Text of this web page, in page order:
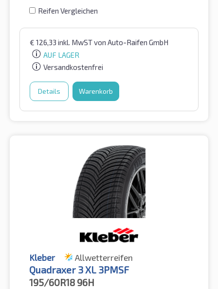
Reifen Vergleichen
€ 126,33 inkl. MwSTvon Auto-Raifen GmbH
AUF LAGER
Versandkostenfrei
Details Warenkorb
Kleber Allwetterreifen
Quadraxer 3 XL 3PMSF
195/60R18 96H